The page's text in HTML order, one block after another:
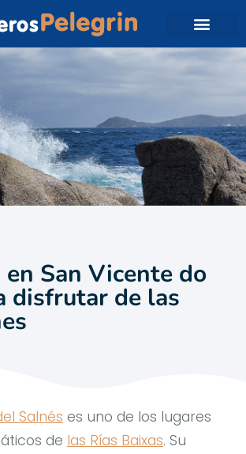
San Vicente do
disfrutar de las
Salnés es uno de los lugares
de las Rías Baixas. Su